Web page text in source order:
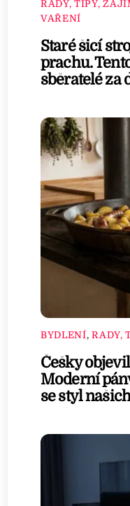
RADY, TIPY,
VAŘENÍ
Staré šicí
prachu.
sběratelé za
BYDLENÍ,RADY,
Češky
Moderní
se styl